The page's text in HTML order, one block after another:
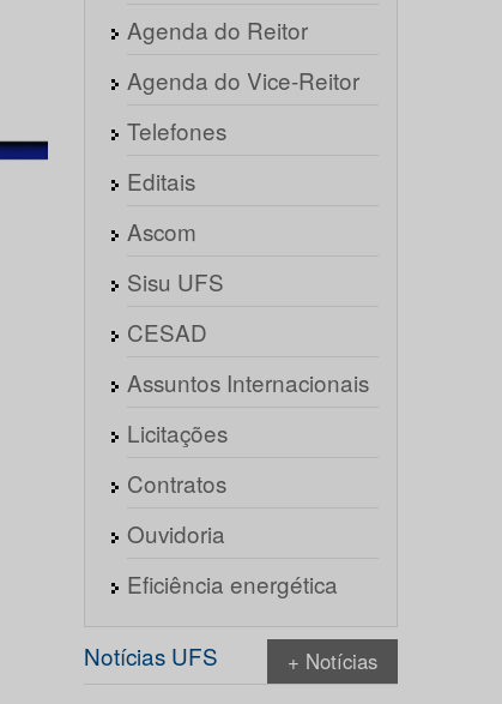
Agenda do Reitor
Agenda do Vice-Reitor
Telefones
Editais
Ascom
Sisu UFS
CESAD
Assuntos Internacionais
Licitações
Contratos
Ouvidoria
Eficiência energética
Notícias UFS + Notícias